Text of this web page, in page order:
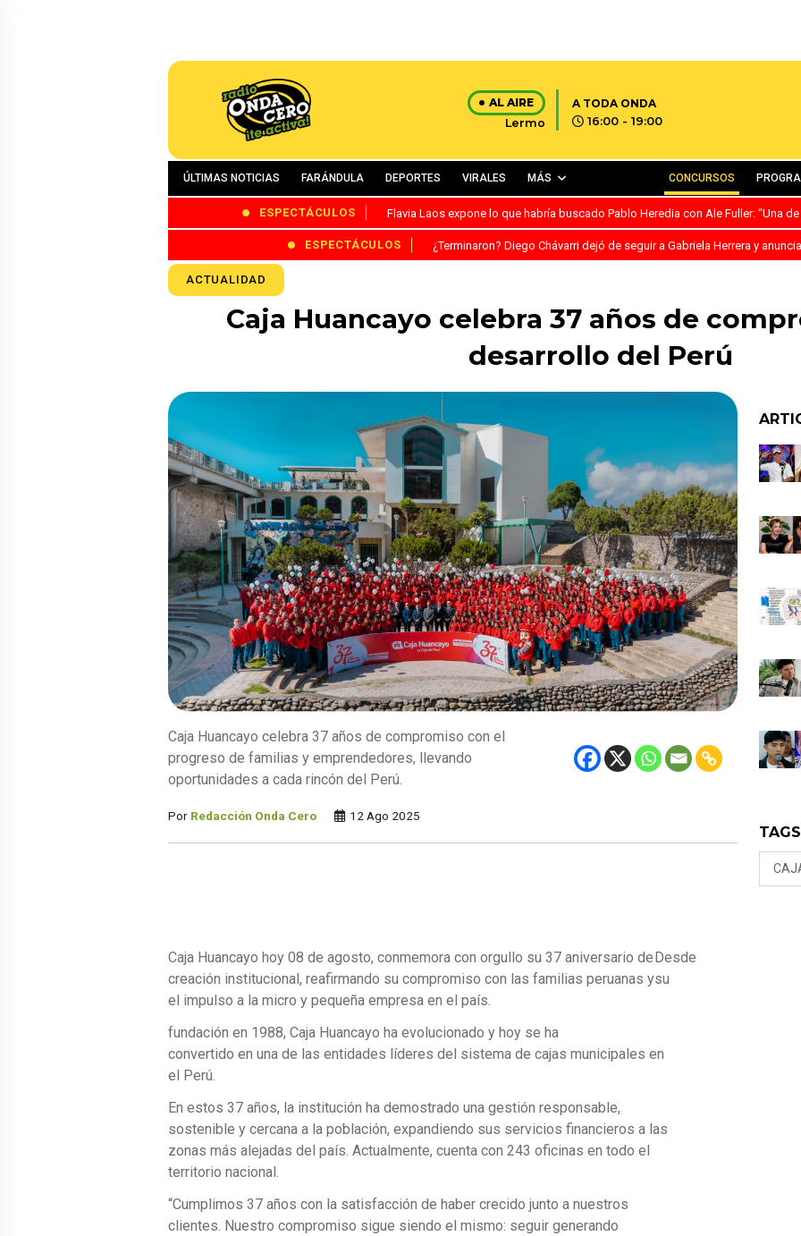
AL AIRE
Lermo
A TODA ONDA
16:00 - 19:00
ÚLTIMAS NOTICIAS FARÁNDULA DEPORTES VIRALES MÁS CONCURSOS
ESPECTÁCULOS Flavia Laos expone lo que habría buscado Pablo Heredia con Ale Fuller: “Una
ESPECTÁCULOS ¿Terminaron? Diego Chávarri dejó de seguir a Gabriela Herrera y
ACTUALIDAD
Caja Huancayo celebra 37 años de
desarrollo del Perú
Caja Huancayo celebra 37 años de compromiso con el
progreso de familias y emprendedores, llevando
oportunidades a cada rincón del Perú.
Por Redacción Onda Cero 12 Ago 2025
Caja Huancayo hoy 08 de agosto, conmemora con orgullo su 37 aniversario de
creación institucional, reafirmando su compromiso con las familias peruanas y
el impulso a la micro y pequeña empresa en el país.
Desde
su
fundación en 1988, Caja Huancayo ha evolucionado y hoy se ha
convertido en una de las entidades líderes del sistema de cajas municipales en
el Perú.
En estos 37 años, la institución ha demostrado una gestión responsable,
sostenible y cercana a la población, expandiendo sus servicios financieros a las
zonas más alejadas del país. Actualmente, cuenta con 243 oficinas en todo el
territorio nacional.
“Cumplimos 37 años con la satisfacción de haber crecido junto a nuestros
clientes. Nuestro compromiso sigue siendo el mismo: seguir generando
TAGS